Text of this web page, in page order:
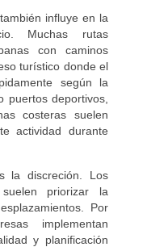
influye en la
Muchas rutas
con caminos
turístico donde el
según la
puertos deportivos,
costeras suelen
actividad durante
la discreción. Los
priorizar la
Por
implementan
y planificación